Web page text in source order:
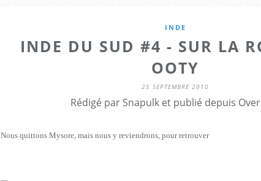
INDE
INDE DU SUD #4 - SUR LA
OOTY
25 SEPTEMBRE 2010
Rédigé par Snapulk et publié depuis
Nous quittons Mysore, mais nous y reviendrons, pour retrouver